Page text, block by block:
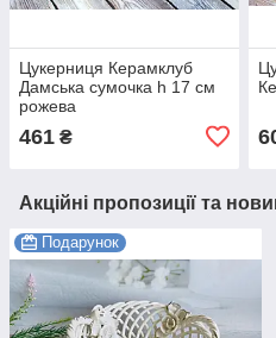
Цукерниця Керамклуб
Дамська сумочка h 17 см
рожева
461 ₴
Акційні пропозиції та
Подарунок